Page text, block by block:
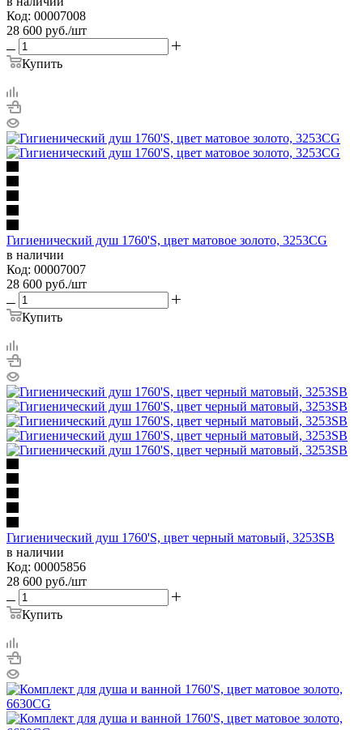
Код: 00007008
28 600 руб./шт
Купить
Гигиенический душ 1760'S, цвет матовое золото, 3253CG
в наличии
Код: 00007007
28 600 руб./шт
Купить
Гигиенический душ 1760'S, цвет черный матовый, 3253SB
в наличии
Код: 00005856
28 600 руб./шт
Купить